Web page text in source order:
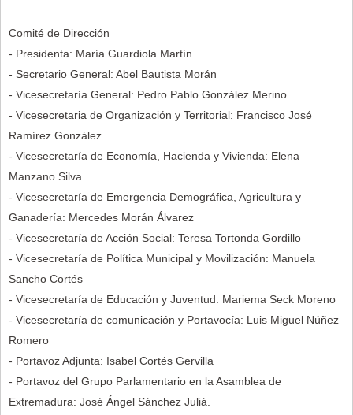
Comité de Dirección
- Presidenta: María Guardiola Martín
- Secretario General: Abel Bautista Morán
- Vicesecretaría General: Pedro Pablo González Merino
- Vicesecretaria de Organización y Territorial: Francisco José
Ramírez González
- Vicesecretaría de Economía, Hacienda y Vivienda: Elena
Manzano Silva
- Vicesecretaría de Emergencia Demográfica, Agricultura y
Ganadería: Mercedes Morán Álvarez
- Vicesecretaría de Acción Social: Teresa Tortonda Gordillo
- Vicesecretaría de Política Municipal y Movilización: Manuela
Sancho Cortés
- Vicesecretaría de Educación y Juventud: Mariema Seck Moreno
- Vicesecretaría de comunicación y Portavocía: Luis Miguel Núñez
Romero
- Portavoz Adjunta: Isabel Cortés Gervilla
- Portavoz del Grupo Parlamentario en la Asamblea de
Extremadura: José Ángel Sánchez Juliá.